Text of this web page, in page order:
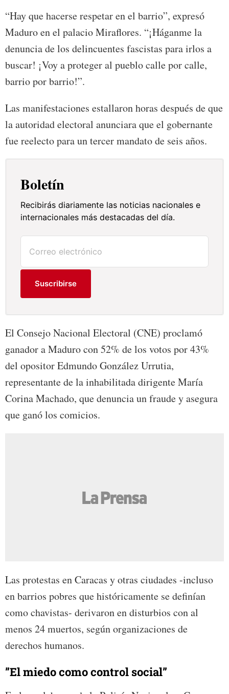
“Hay que hacerse respetar en el barrio”, expresó
Maduro en el palacio Miraflores. “¡Háganme la
denuncia de los delincuentes fascistas para irlos a
buscar! ¡Voy a proteger al pueblo calle por calle,
barrio por barrio!”.
Las manifestaciones estallaron horas después de que
la autoridad electoral anunciara que el gobernante
fue reelecto para un tercer mandato de seis años.
Boletín
Recibirás diariamente las noticias nacionales e
internacionales más destacadas del día.
Suscribirse
El Consejo Nacional Electoral (CNE) proclamó
ganador a Maduro con 52% de los votos por 43%
del opositor Edmundo González Urrutia,
representante de la inhabilitada dirigente María
Corina Machado, que denuncia un fraude y asegura
que ganó los comicios.
Las protestas en Caracas y otras ciudades -incluso
en barrios pobres que históricamente se definían
como chavistas- derivaron en disturbios con al
menos 24 muertos, según organizaciones de
derechos humanos.
”El miedo como control social”